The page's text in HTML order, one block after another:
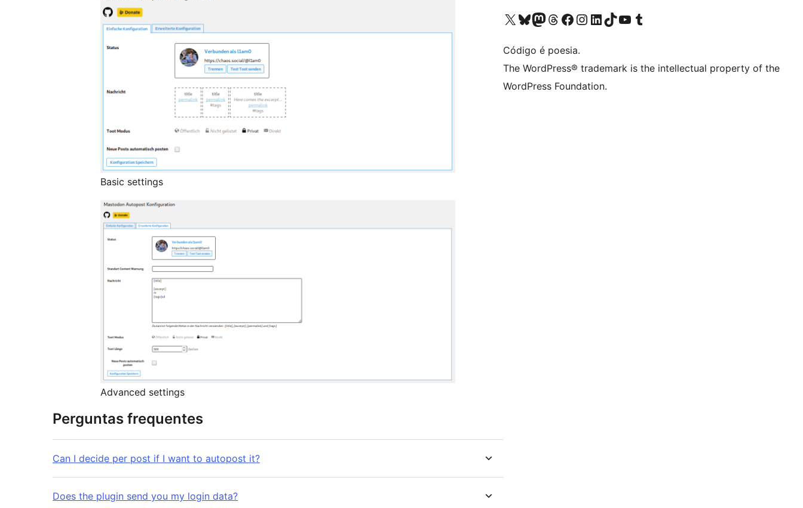
Basic settings
Advanced settings
Perguntas frequentes
Can I decide per post if I want to autopost it?
Does the plugin send you my login data?
Acessar nossa conta do X (antigo Twitter)
Acessar nossa conta do Bluesky
Acessar nossa conta do Mastodon
Acessar nossa conta do Threads
Acessar nossa página do Facebook
Acessar nossa conta do Instagram
Acessar nossa conta do LinkedIn
Acessar nossa conta do TikTok
Acessar nosso canal do YouTube
Acessar nossa conta no Tumblr
Código é poesia.
The WordPress® trademark is the intellectual property of the
WordPress Foundation.